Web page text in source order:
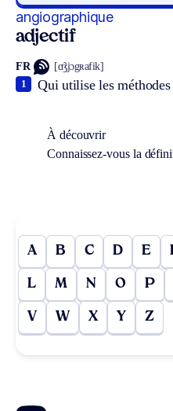
angiographique
adjectif
FR [ɑ̃ʒjɔgʀafik]
Qui utilise les
1
À découvrir
Connaissez-vous la
A B C D E
L M N O P
V W X Y Z